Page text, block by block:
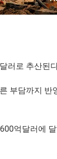
러로 추산된
부담까지
억달러에